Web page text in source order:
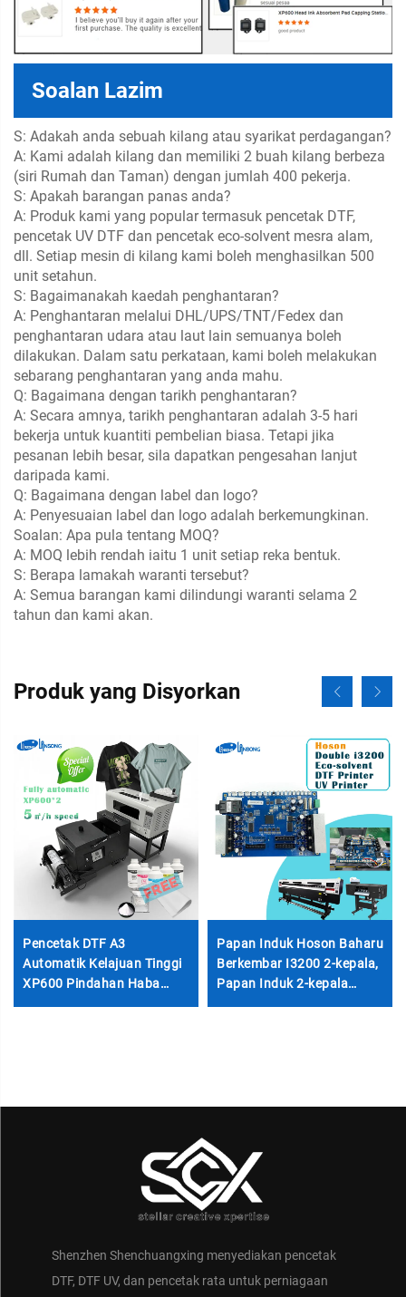
Soalan Lazim
S: Adakah anda sebuah kilang atau syarikat perdagangan?
A: Kami adalah kilang dan memiliki 2 buah kilang berbeza
(siri Rumah dan Taman) dengan jumlah 400 pekerja.
S: Apakah barangan panas anda?
A: Produk kami yang popular termasuk pencetak DTF,
pencetak UV DTF dan pencetak eco-solvent mesra alam,
dll. Setiap mesin di kilang kami boleh menghasilkan 500
unit setahun.
S: Bagaimanakah kaedah penghantaran?
A: Penghantaran melalui DHL/UPS/TNT/Fedex dan
penghantaran udara atau laut lain semuanya boleh
dilakukan. Dalam satu perkataan, kami boleh melakukan
sebarang penghantaran yang anda mahu.
Q: Bagaimana dengan tarikh penghantaran?
A: Secara amnya, tarikh penghantaran adalah 3-5 hari
bekerja untuk kuantiti pembelian biasa. Tetapi jika
pesanan lebih besar, sila dapatkan pengesahan lanjut
daripada kami.
Q: Bagaimana dengan label dan logo?
A: Penyesuaian label dan logo adalah berkemungkinan.
Soalan: Apa pula tentang MOQ?
A: MOQ lebih rendah iaitu 1 unit setiap reka bentuk.
S: Berapa lamakah waranti tersebut?
A: Semua barangan kami dilindungi waranti selama 2
tahun dan kami akan.
Produk yang Disyorkan
Pencetak DTF A3
Automatik Kelajuan Tinggi
XP600 Pindahan Haba
Papan Induk Hoson Baharu
Berkembar I3200 2-kepala,
Papan Induk 2-kepala
Shenzhen Shenchuangxing menyediakan pencetak
DTF, DTF UV, dan pencetak rata untuk perniagaan